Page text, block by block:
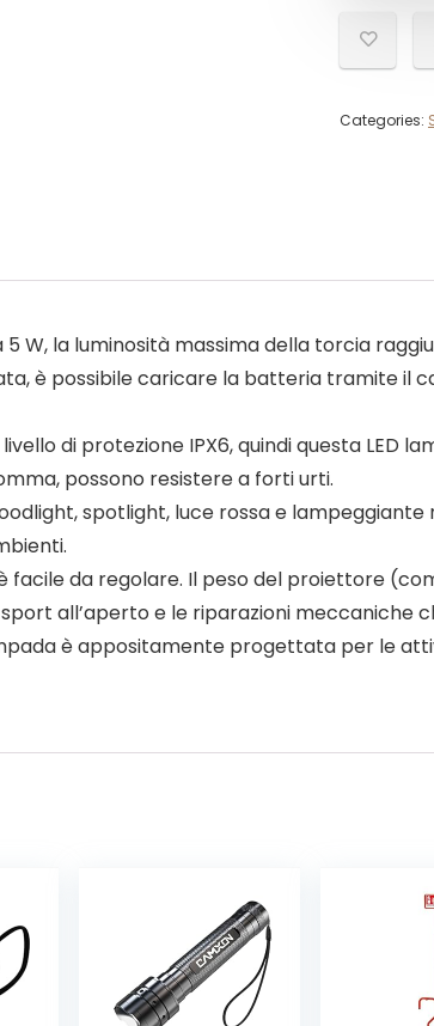
Categories:
5 W, la luminosità massima della torcia
è possibile caricare la batteria tramite il
di protezione IPX6, quindi questa
possono resistere a forti urti.
spotlight, luce rossa e
facile da regolare. Il peso del proiettore
all’aperto e le riparazioni meccaniche
è appositamente progettata per le